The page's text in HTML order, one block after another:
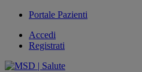
Portale Pazienti
Accedi
Registrati